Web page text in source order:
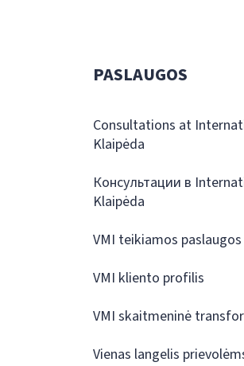
PASLAUGOS
Consultations at
Klaipėda
Консультации в
Klaipėda
VMI teikiamos paslaugos
VMI kliento profilis
VMI skaitmeninė
Vienas langelis